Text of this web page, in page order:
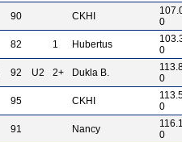
90 CKHI
0
82 1 Hubertus
0
92 U2 2+ Dukla B.
0
95 CKHI
0
91 Nancy
0